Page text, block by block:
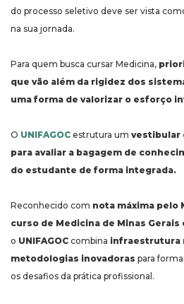
do processo seletivo deve ser vista
na sua jornada.
Para quem busca cursar Medicina,
que vão além da rigidez dos
uma forma de valorizar o esforço
O UNIFAGOC estrutura um vestibular
para avaliar a bagagem de
do estudante de forma integrada.
Reconhecido com nota máxima pelo
curso de Medicina de Minas Gerais
o UNIFAGOC combina infraestrutura
metodologias inovadoras para
os desafios da prática profissional.